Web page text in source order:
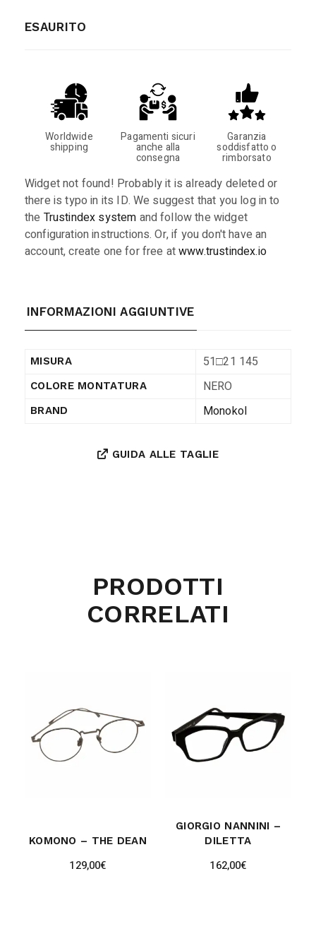
ESAURITO
Worldwide
shipping
Pagamenti sicuri
anche alla
consegna
Garanzia
soddisfatto o
rimborsato
Widget not found! Probably it is already deleted or
there is typo in its ID. We suggest that you log in to
the Trustindex system and follow the widget
configuration instructions. Or, if you don't have an
account, create one for free atwww.trustindex.io
INFORMAZIONI AGGIUNTIVE
MISURA 51□21 145
COLORE MONTATURA NERO
BRAND Monokol
GUIDA ALLE TAGLIE
PRODOTTI
CORRELATI
KOMONO – THE DEAN
129,00€
GIORGIO NANNINI –
DILETTA
162,00€